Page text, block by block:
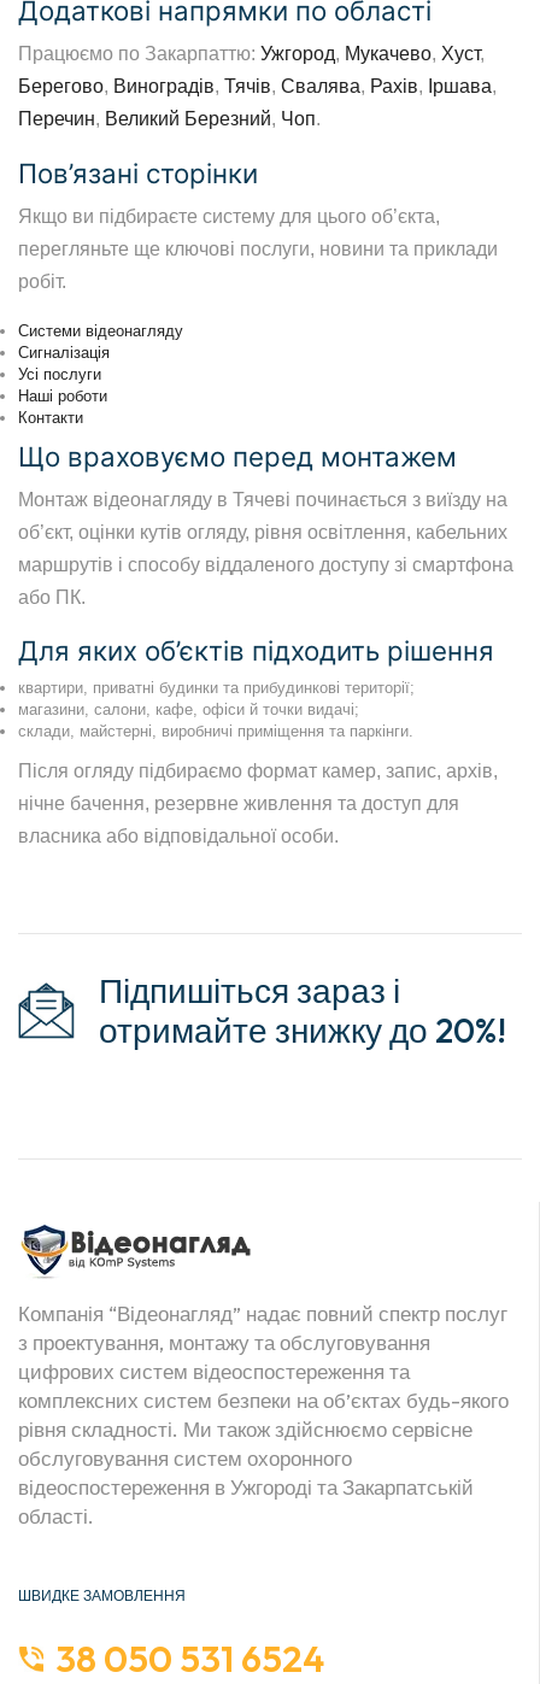
Додаткові напрямки по області
Працюємо по Закарпаттю: Ужгород, Мукачево, Хуст,
Берегово, Виноградів, Тячів, Свалява, Рахів, Іршава,
Перечин, Великий Березний, Чоп.
Пов’язані сторінки
Якщо ви підбираєте систему для цього об’єкта,
перегляньте ще ключові послуги, новини та приклади
робіт.
Системи відеонагляду
Сигналізація
Усі послуги
Наші роботи
Контакти
Що враховуємо перед монтажем
Монтаж відеонагляду в Тячеві починається з виїзду на
об’єкт, оцінки кутів огляду, рівня освітлення, кабельних
маршрутів і способу віддаленого доступу зі смартфона
або ПК.
Для яких об’єктів підходить рішення
квартири, приватні будинки та прибудинкові території;
магазини, салони, кафе, офіси й точки видачі;
склади, майстерні, виробничі приміщення та паркінги.
Після огляду підбираємо формат камер, запис, архів,
нічне бачення, резервне живлення та доступ для
власника або відповідальної особи.
Підпишіться зараз і
отримайте знижку до 20%!
Компанія “Відеонагляд” надає повний спектр послуг
з проектування, монтажу та обслуговування
цифрових систем відеоспостереження та
комплексних систем безпеки на об’єктах будь-якого
рівня складності. Ми також здійснюємо сервісне
обслуговування систем охоронного
відеоспостереження в Ужгороді та Закарпатській
області.
ШВИДКЕ ЗАМОВЛЕННЯ
38 050 531 6524